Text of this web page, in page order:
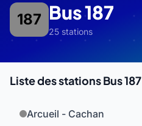
187 Bus 187
25 stations
Liste des stations Bus 187
Arcueil - Cachan